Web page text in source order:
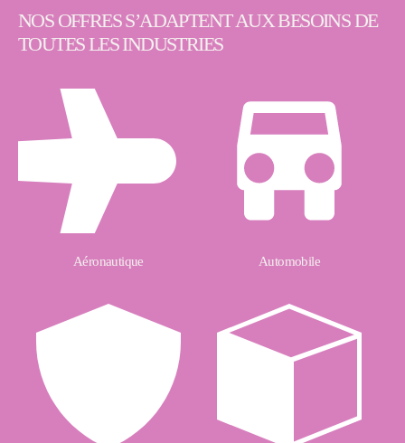
NOS OFFRES S’ADAPTENT AUX BESOINS DE
TOUTES LES INDUSTRIES
Aéronautique Automobile